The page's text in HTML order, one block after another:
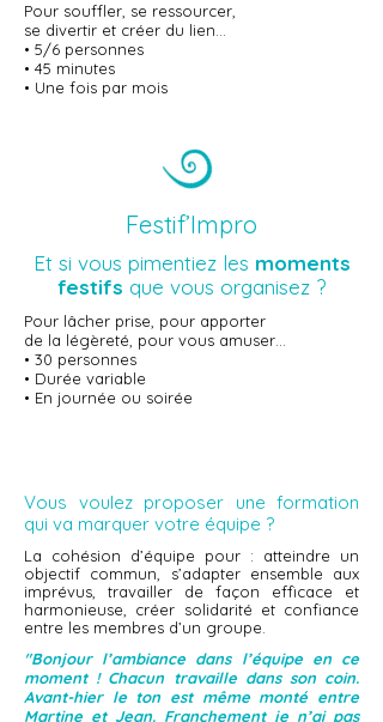
Pour souffler, se ressourcer,
se divertir et créer du lien…
• 5/6 personnes
• 45 minutes
• Une fois par mois
Festif’Impro
Et si vous pimentiez les moments
festifs que vous organisez ?
Pour lâcher prise, pour apporter
de la légèreté, pour vous amuser…
• 30 personnes
• Durée variable
• En journée ou soirée
Vous voulez proposer une formation
qui va marquer votre équipe ?
La cohésion d’équipe pour : atteindre un
objectif commun, s’adapter ensemble aux
imprévus, travailler de façon efficace et
harmonieuse, créer solidarité et confiance
entre les membres d’un groupe.
"Bonjour l’ambiance dans l’équipe en ce
moment ! Chacun travaille dans son coin.
Avant-hier le ton est même monté entre
Martine et Jean. Franchement je n’ai pas